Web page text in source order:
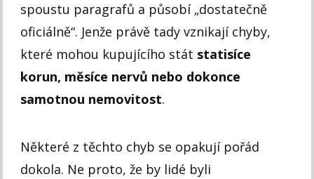
spoustu paragrafů a působí „dostatečně
oficiálně“. Jenže právě tady vznikají chyby,
které mohou kupujícího stát statisíce
korun, měsíce nervů nebo dokonce
samotnou nemovitost.
Některé z těchto chyb se opakují pořád
dokola. Ne proto, že by lidé byli